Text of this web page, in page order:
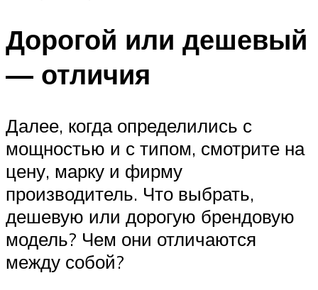
Дорогой или дешевый
— отличия
Далее, когда определились с
мощностью и с типом, смотрите на
цену, марку и фирму
производитель. Что выбрать,
дешевую или дорогую брендовую
модель? Чем они отличаются
между собой?